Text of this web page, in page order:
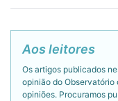
Aos leitores
Os artigos publicados
opinião do Observatório
opiniões. Procuramos